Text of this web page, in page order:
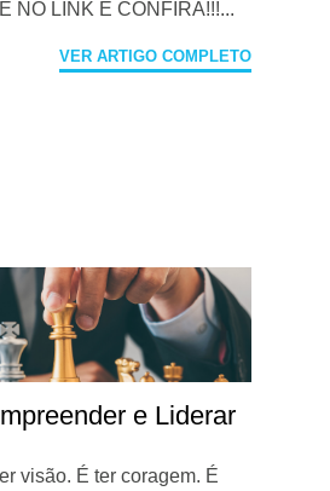
NO LINK E CONFIRA!!!...
VER ARTIGO COMPLETO
e Liderar
visão. É ter coragem. É